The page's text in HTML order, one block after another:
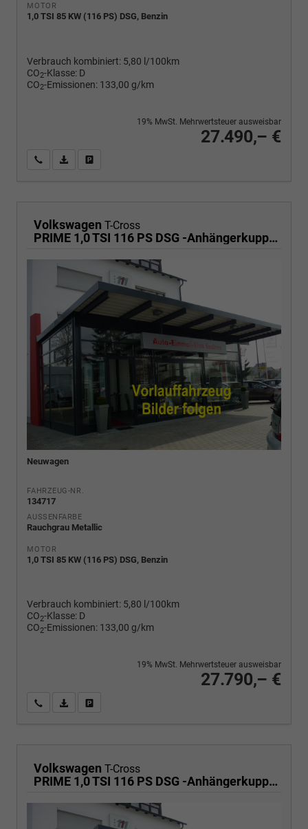
MOTOR
1,0 TSI 85 KW (116 PS) DSG, Benzin
Verbrauch kombiniert: 5,80 l/100km
CO2-Klasse: D
CO2-Emissionen: 133,00 g/km
27.490,– €
19% MwSt. Mehrwertsteuer ausweisbar
Wir rufen Sie anPDF-Fahrzeugexposé drucken
Volkswagen T-Cross
PRIME 1,0 TSI 116 PS DSG -Anhängerkupplung- PDC vorne/hinten-Rückfahrkamera-AppleCarPlay/AndroidAuto-2 Zonen Klimaautomatik-USB C-ACC inkl. TravelAssist-IQ Light-Keyless Go-Sofort
Neuwagen
FAHRZEUG-NR.
134717
AUSSENFARBE
Rauchgrau Metallic
MOTOR
1,0 TSI 85 KW (116 PS) DSG, Benzin
Verbrauch kombiniert: 5,80 l/100km
CO2-Klasse: D
CO2-Emissionen: 133,00 g/km
27.790,– €
19% MwSt. Mehrwertsteuer ausweisbar
Wir rufen Sie anPDF-Fahrzeugexposé drucken
Volkswagen T-Cross
PRIME 1,0 TSI 116 PS DSG -Anhängerkupplung- PDC vorne/hinten-Rückfahrkamera-AppleCarPlay/AndroidAuto-2 Zonen Klimaautomatik-USB C-ACC inkl. TravelAssist-IQ Light-Keyless Go-Sofort